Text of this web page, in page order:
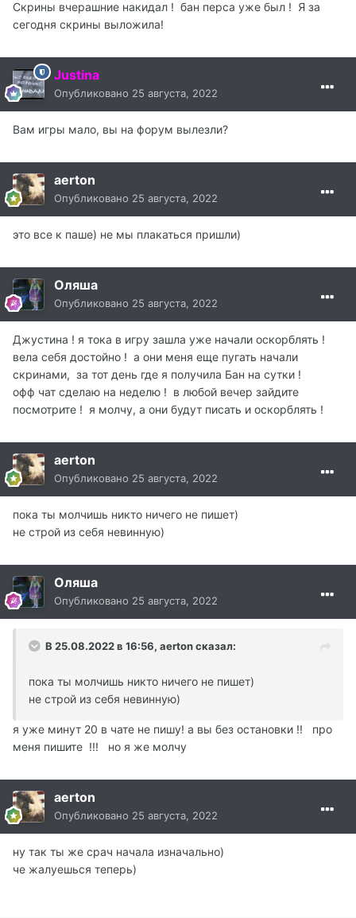
Скрины вчерашние накидал ! бан перса уже был ! Я за
сегодня скрины выложила!
Justina
Опубликовано 25 августа, 2022
Вам игры мало, вы на форум вылезли?
aerton
Опубликовано 25 августа, 2022
это все к паше) не мы плакаться пришли)
Оляша
Опубликовано 25 августа, 2022
Джустина ! я тока в игру зашла уже начали оскорблять !
вела себя достойно ! а они меня еще пугать начали
скринами, за тот день где я получила Бан на сутки !
офф чат сделаю на неделю ! в любой вечер зайдите
посмотрите ! я молчу, а они будут писать и оскорблять !
aerton
Опубликовано 25 августа, 2022
пока ты молчишь никто ничего не пишет)
не строй из себя невинную)
Оляша
Опубликовано 25 августа, 2022
В 25.08.2022 в 16:56, aertonсказал:
пока ты молчишь никто ничего не пишет)
не строй из себя невинную)
я уже минут 20 в чате не пишу! а вы без остановки !! про
меня пишите !!! но я же молчу
aerton
Опубликовано 25 августа, 2022
ну так ты же срач начала изначально)
че жалуешься теперь)